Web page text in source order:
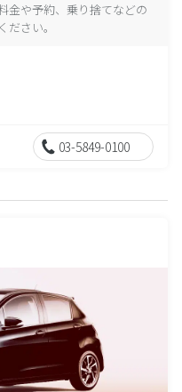
金や予約、乗り捨てなどの
さい。
03-5849-0100